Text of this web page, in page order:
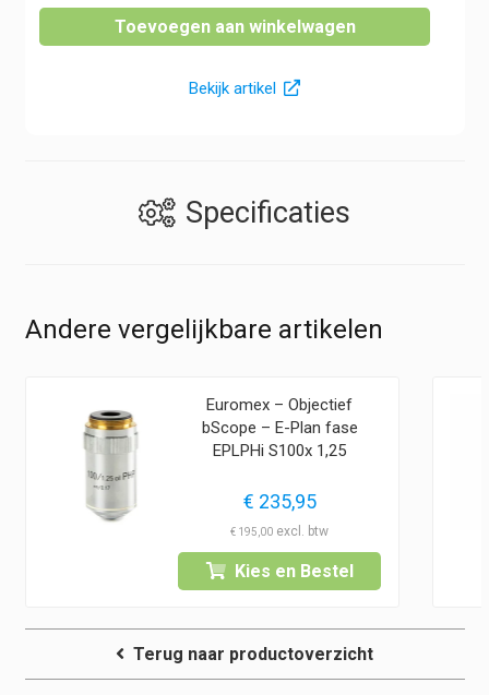
Toevoegen aan winkelwagen
Bekijk artikel
Specificaties
Andere vergelijkbare artikelen
Euromex – Objectief
bScope – E-Plan fase
EPLPHi S100x 1,25
€ 235,95
€ 195,00
Kies en Bestel
Terug naar productoverzicht